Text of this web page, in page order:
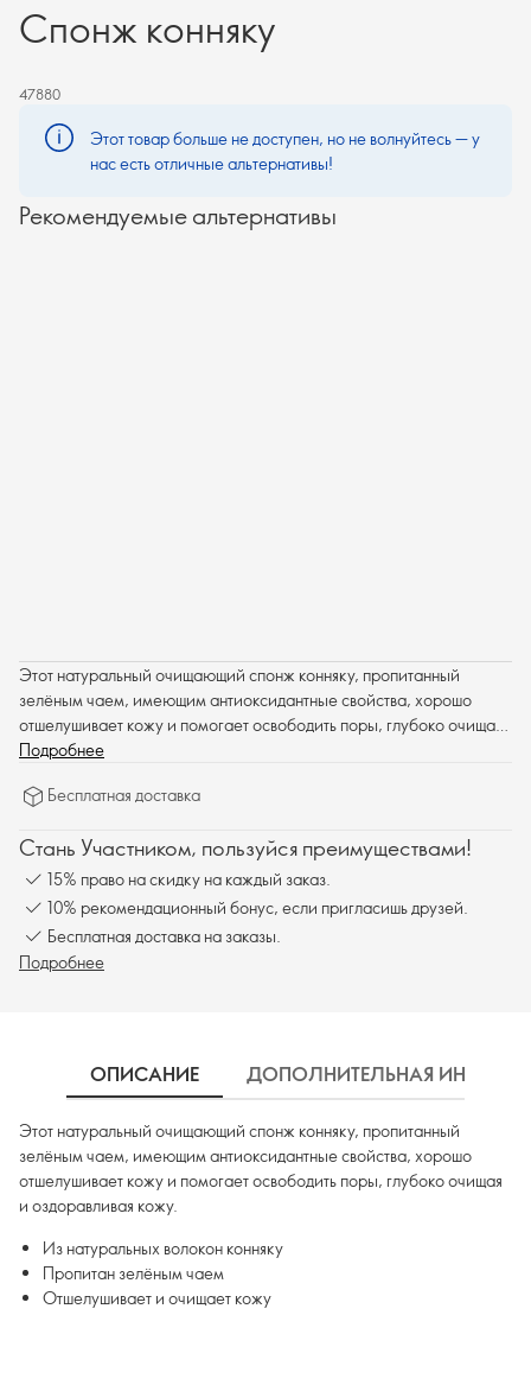
Спонж конняку
47880
Этот товар больше не доступен, но не волнуйтесь — у
нас есть отличные альтернативы!
Рекомендуемые альтернативы
Этот натуральный очищающий спонж конняку, пропитанный
зелёным чаем, имеющим антиоксидантные свойства, хорошо
отшелушивает кожу и помогает освободить поры, глубоко очищая
и оздоравливая кожу.
Подробнее
Бесплатная доставка
Стань Участником, пользуйся преимуществами!
15% право на скидку на каждый заказ.
10% рекомендационный бонус, если пригласишь друзей.
Бесплатная доставка на заказы.
Подробнее
ОПИСАНИЕ ДОПОЛНИТЕЛЬНАЯ
Этот натуральный очищающий спонж конняку, пропитанный
зелёным чаем, имеющим антиоксидантные свойства, хорошо
отшелушивает кожу и помогает освободить поры, глубоко очищая
и оздоравливая кожу.
Из натуральных волокон конняку
Пропитан зелёным чаем
Отшелушивает и очищает кожу